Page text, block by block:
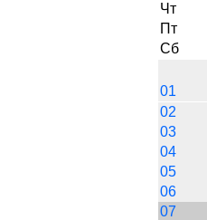
Чт
Пт
Сб
01
02
03
04
05
06
07